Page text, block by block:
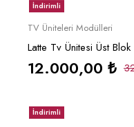
İndirimli
TV Üniteleri Modülleri
Latte Tv Ünitesi Üst Blok
12.000,00 ₺
İndirimli